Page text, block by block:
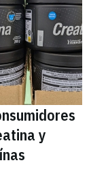
y